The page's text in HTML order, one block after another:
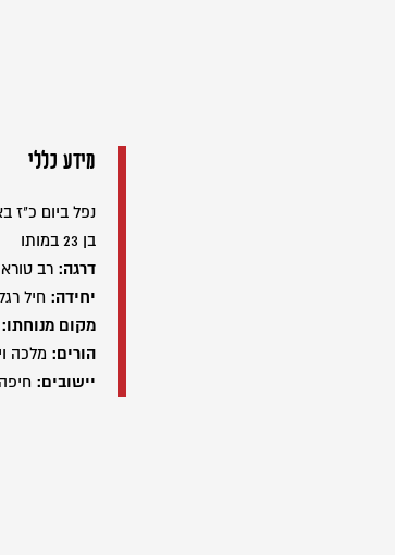
מידע כללי
נפל ביום כ"ז באייר
בן 23 במותו
דרגה: רב
יחידה: חיל
מקום מנוחתו:
הורים: מלכה
יישובים: חיפה